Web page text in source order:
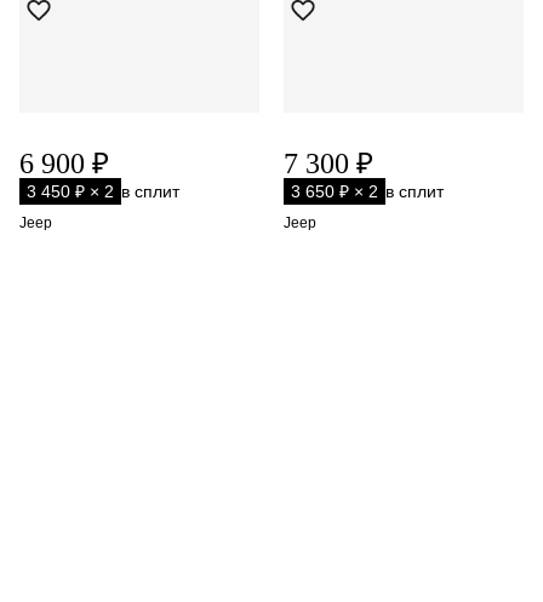
6 900 ₽
3 450 ₽ × 2 в сплит
Jeep
7 300 ₽
3 650 ₽ × 2 в сплит
Jeep